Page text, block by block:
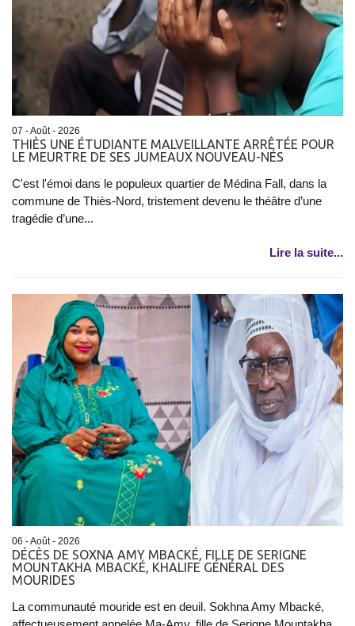
07 - Août - 2026
THIÈS UNE ÉTUDIANTE MALVEILLANTE ARRÊTÉE POUR
LE MEURTRE DE SES JUMEAUX NOUVEAU-NÉS
C'est l'émoi dans le populeux quartier de Médina Fall, dans la
commune de Thiès-Nord, tristement devenu le théâtre d’une
tragédie d’une...
Lire la suite...
06 - Août - 2026
DÉCÈS DE SOXNA AMY MBACKÉ, FILLE DE SERIGNE
MOUNTAKHA MBACKÉ, KHALIFE GÉNÉRAL DES
MOURIDES
La communauté mouride est en deuil. Sokhna Amy Mbacké,